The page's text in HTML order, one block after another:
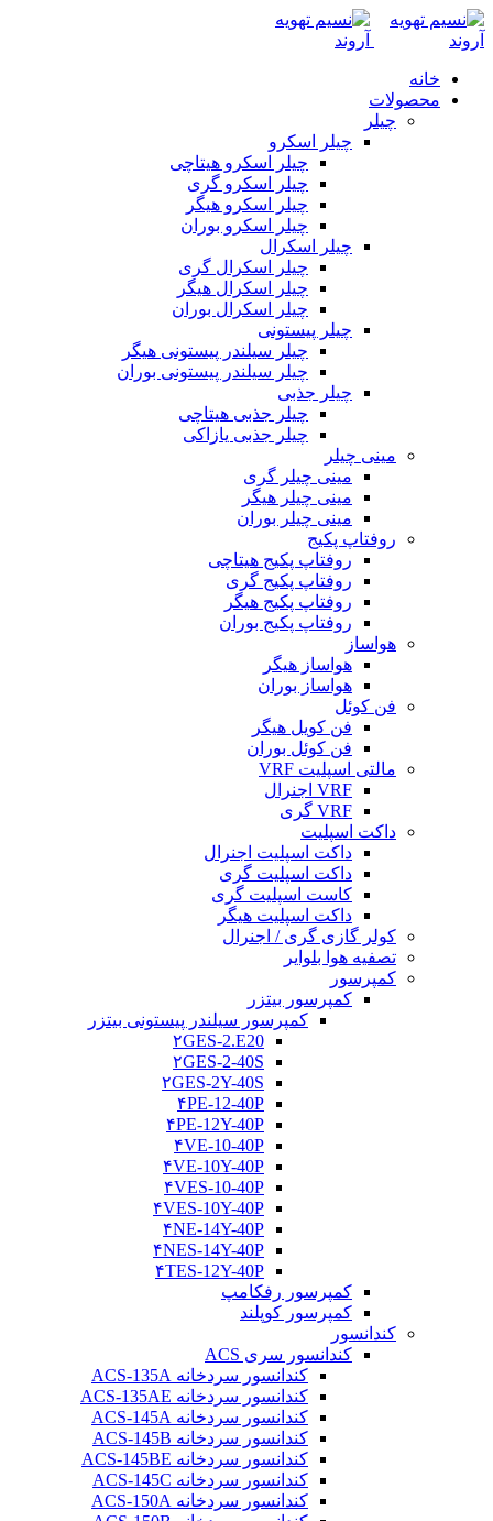
خانه
محصولات
چیلر
چیلر اسکرو
چیلر اسکرو هیتاچی
چیلر اسکرو گری
چیلر اسکرو هیگر
چیلر اسکرو بوران
چیلر اسکرال
چیلر اسکرال گری
چیلر اسکرال هیگر
چیلر اسکرال بوران
چیلر پیستونی
چیلر سیلندر پیستونی هیگر
چیلر سیلندر پیستونی بوران
چیلر جذبی
چیلر جذبی هیتاچی
چیلر جذبی یازاکی
مینی چیلر
مینی چیلر گری
مینی چیلر هیگر
مینی چیلر بوران
روفتاپ پکیج
روفتاپ پکیج هیتاچی
روفتاپ پکیج گری
روفتاپ پکیج هیگر
روفتاپ پکیج بوران
هواساز
هواساز هیگر
هواساز بوران
فن کوئل
فن کویل هیگر
فن کوئل بوران
مالتی اسپلیت VRF
VRF اجنرال
VRF گری
داکت اسپلیت
داکت اسپلیت اجنرال
داکت اسپلیت گری
کاست اسپلیت گری
داکت اسپلیت هیگر
کولر گازی گری / اجنرال
تصفیه هوا بلوایر
کمپرسور
کمپرسور بیتزر
کمپرسور سیلندر پیستونی بیتزر
۲GES-2.E20
۲GES-2-40S
۲GES-2Y-40S
۴PE-12-40P
۴PE-12Y-40P
۴VE-10-40P
۴VE-10Y-40P
۴VES-10-40P
۴VES-10Y-40P
۴NE-14Y-40P
۴NES-14Y-40P
۴TES-12Y-40P
کمپرسور رفکامپ
کمپرسور کوپلند
کندانسور
کندانسور سری ACS
کندانسور سردخانه ACS-135A
کندانسور سردخانه ACS-135AE
کندانسور سردخانه ACS-145A
کندانسور سردخانه ACS-145B
کندانسور سردخانه ACS-145BE
کندانسور سردخانه ACS-145C
کندانسور سردخانه ACS-150A